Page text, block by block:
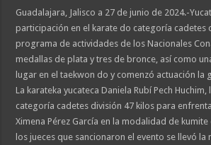
Guadalajara, Jalisco a 27 de junio de 2024.-
participación en el karate do categoría cadetes
programa de actividades de los Nacionales
medallas de plata y tres de bronce, así como
lugar en el taekwon do y comenzó actuación la
La karateka yucateca Daniela Rubí Pech
categoría cadetes división 47 kilos para
Ximena Pérez García en la modalidad de
los jueces que sancionaron el evento se llevó